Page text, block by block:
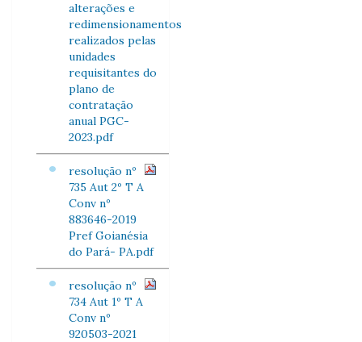
alterações e
redimensionamentos
realizados pelas
unidades
requisitantes do
plano de
contratação
anual PGC-
2023.pdf
resolução nº
735 Aut 2º T A
Conv nº
883646-2019
Pref Goianésia
do Pará- PA.pdf
resolução nº
734 Aut 1º T A
Conv nº
920503-2021